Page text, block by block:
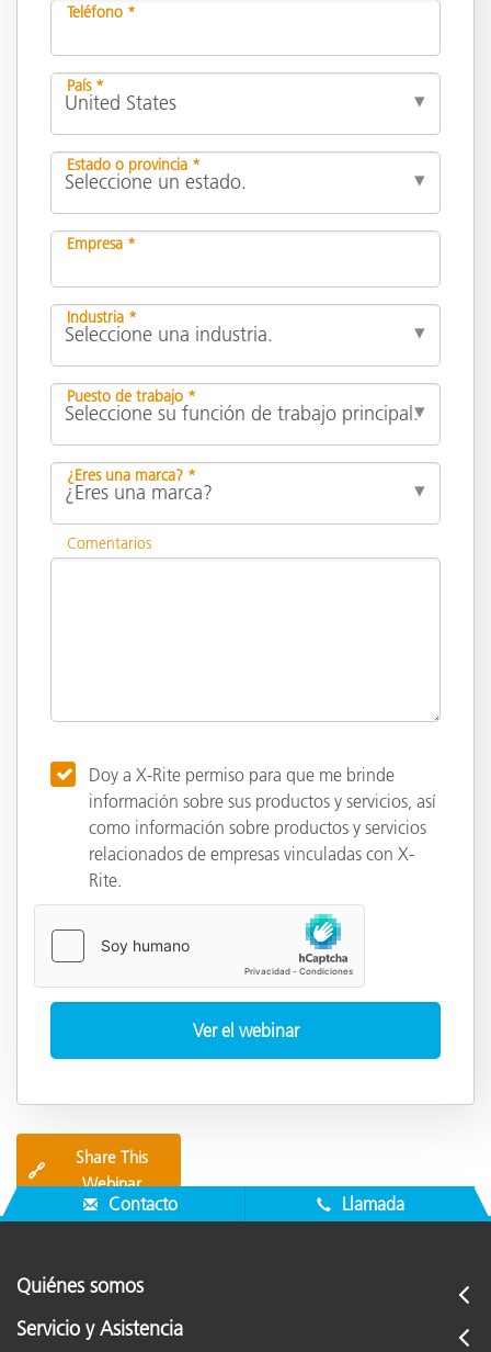
Teléfono *
País *
Estado o provincia *
Empresa *
Industria *
Puesto de trabajo *
¿Eres una marca? *
Comentarios
Doy a X-Rite permiso para que me brinde
información sobre sus productos y servicios, así
como información sobre productos y servicios
relacionados de empresas vinculadas con X-
Rite.
🔗
Share This
Webinar
Contacto Llamada
Quiénes somos
Servicio y Asistencia